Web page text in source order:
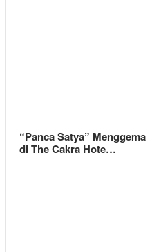
“Panca Satya” Menggema
di The Cakra Hote…